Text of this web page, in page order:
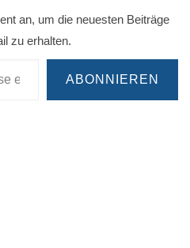
an, um die neuesten Beiträge
zu erhalten.
ein ...
ABONNIEREN